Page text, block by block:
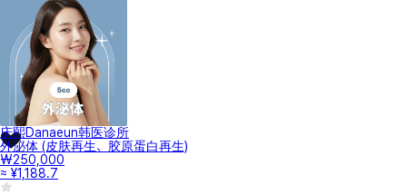
庆熙Danaeun韩医诊所
外泌体 (皮肤再生、胶原蛋白再生)
₩250,000
≈ ¥1,188.7